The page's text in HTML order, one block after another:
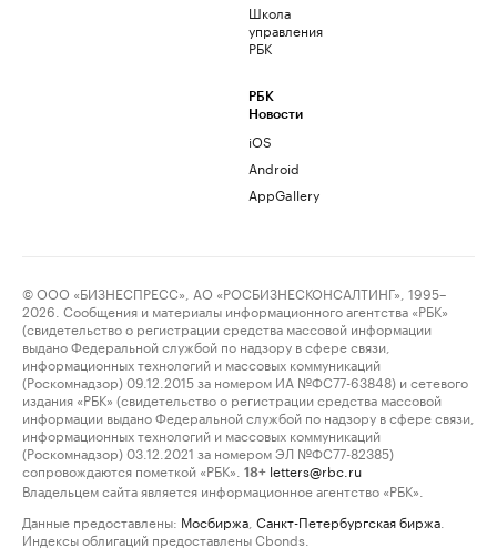
Школа
управления
РБК
РБК
Новости
iOS
Android
AppGallery
© ООО «БИЗНЕСПРЕСС», АО «РОСБИЗНЕСКОНСАЛТИНГ», 1995–
2026. Сообщения и материалы информационного агентства «РБК»
(свидетельство о регистрации средства массовой информации
выдано Федеральной службой по надзору в сфере связи,
информационных технологий и массовых коммуникаций
(Роскомнадзор) 09.12.2015 за номером ИА №ФС77-63848) и сетевого
издания «РБК» (свидетельство о регистрации средства массовой
информации выдано Федеральной службой по надзору в сфере связи,
информационных технологий и массовых коммуникаций
(Роскомнадзор) 03.12.2021 за номером ЭЛ №ФС77-82385)
сопровождаются пометкой «РБК».
18+ letters@rbc.ru
Владельцем сайта является информационное агентство «РБК».
Данные предоставлены: Мосбиржа Санкт-Петербургская биржа
Индексы облигаций предоставлены Cbonds.